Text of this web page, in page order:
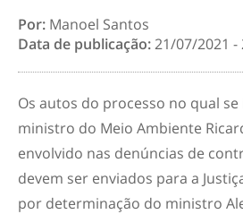
Por: Manoel Santos
Data de publicação:21/07/2021 -
Os autos do processo no qual se
ministro do Meio Ambiente
envolvido nas denúncias de
devem ser enviados para a
por determinação do ministro